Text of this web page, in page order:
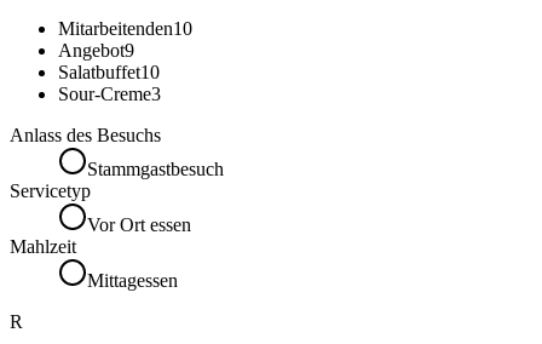
Mitarbeitenden10
Angebot9
Salatbuffet10
Sour-Creme3
Anlass des Besuchs
Stammgastbesuch
Servicetyp
Vor Ort essen
Mahlzeit
Mittagessen
R